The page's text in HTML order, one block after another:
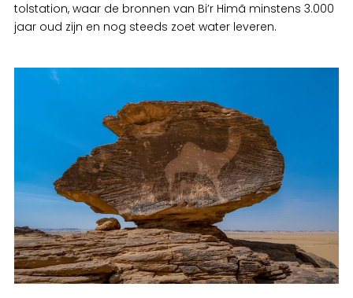
tolstation, waar de bronnen van Bi’r Himã minstens 3.000
jaar oud zijn en nog steeds zoet water leveren.